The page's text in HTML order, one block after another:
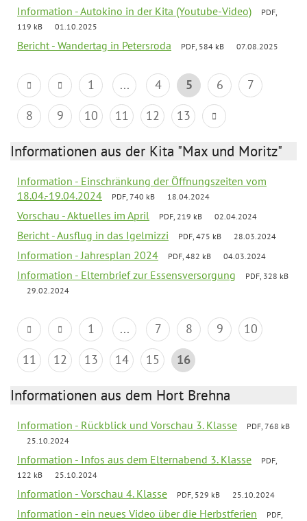
Information - Autokino in der Kita (Youtube-Video)
PDF,
119 kB
01.10.2025
Bericht - Wandertag in Petersroda PDF, 584 kB 07.08.2025
1 ... 4 5 6
7
8
9 10 11 12 13
Informationen aus der Kita "Max und Moritz"
Information - Einschränkung der Öffnungszeiten vom
18.04.-19.04.2024
PDF, 740 kB 18.04.2024
Vorschau - Aktuelles im April PDF, 219 kB 02.04.2024
Bericht - Ausflug in das Igelmizzi PDF, 475 kB 28.03.2024
Information - Jahresplan 2024 PDF, 482 kB 04.03.2024
Information - Elternbrief zur Essensversorgung
PDF, 328 kB
29.02.2024
1 ... 7 8 9
10
11
12 13 14 15 16
Informationen aus dem Hort Brehna
Information - Rückblick und Vorschau 3. Klasse
PDF, 768 kB
25.10.2024
Information - Infos aus dem Elternabend 3. Klasse
PDF,
122 kB
25.10.2024
Information - Vorschau 4. Klasse PDF, 529 kB 25.10.2024
Information - ein neues Video über die Herbstferien
PDF,